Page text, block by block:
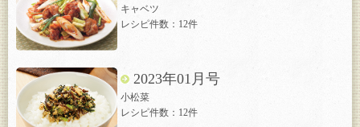
キャベツ
レシピ件数：12件
2023年01月号
小松菜
レシピ件数：12件